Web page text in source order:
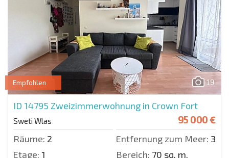
19
Empfohlen
ID 14795 Zweizimmerwohnung in Crown Fort
Sweti Wlas 95 000 €
Räume: 2 Entfernung zum Meer: 300
Etage: 1 Bereich: 70 sq. m.